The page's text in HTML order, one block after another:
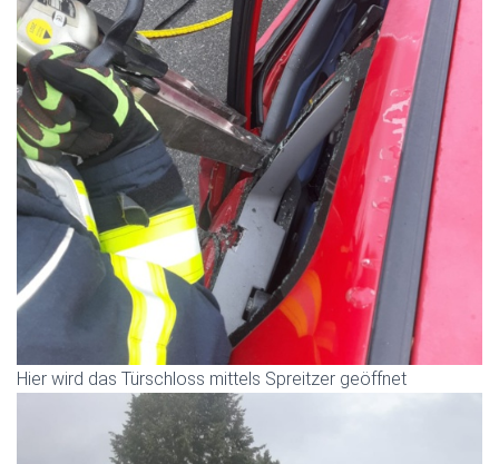
Hier wird das Türschloss mittels Spreitzer geöffnet